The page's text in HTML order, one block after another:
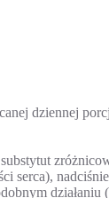
dziennej
serca),